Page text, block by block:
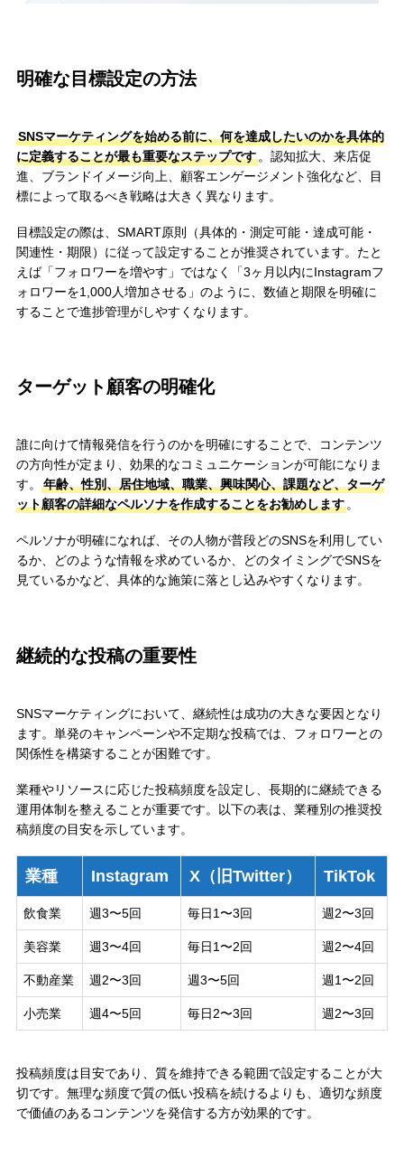
明確な目標設定の方法
SNSマーケティングを始める前に、何を達成したいのかを具体的
に定義することが最も重要なステップです。認知拡大、来店促
進、ブランドイメージ向上、顧客エンゲージメント強化など、目
標によって取るべき戦略は大きく異なります。
目標設定の際は、SMART原則（具体的・測定可能・達成可能・
関連性・期限）に従って設定することが推奨されています。たと
えば「フォロワーを増やす」ではなく「3ヶ月以内にInstagramフ
ォロワーを1,000人増加させる」のように、数値と期限を明確に
することで進捗管理がしやすくなります。
ターゲット顧客の明確化
誰に向けて情報発信を行うのかを明確にすることで、コンテンツ
の方向性が定まり、効果的なコミュニケーションが可能になりま
す。
年齢、性別、居住地域、職業、興味関心、課題など、ターゲ
ット顧客の詳細なペルソナを作成することをお勧めします。
ペルソナが明確になれば、その人物が普段どのSNSを利用してい
るか、どのような情報を求めているか、どのタイミングでSNSを
見ているかなど、具体的な施策に落とし込みやすくなります。
継続的な投稿の重要性
SNSマーケティングにおいて、継続性は成功の大きな要因となり
ます。単発のキャンペーンや不定期な投稿では、フォロワーとの
関係性を構築することが困難です。
業種やリソースに応じた投稿頻度を設定し、長期的に継続できる
運用体制を整えることが重要です。以下の表は、業種別の推奨投
稿頻度の目安を示しています。
業種 Instagram X（旧Twitter） TikTok
飲食業 週3〜5回 毎日1〜3回 週2〜3回
美容業 週3〜4回 毎日1〜2回 週2〜4回
不動産業 週2〜3回 週3〜5回 週1〜2回
小売業 週4〜5回 毎日2〜3回 週2〜3回
投稿頻度は目安であり、質を維持できる範囲で設定することが大
切です。無理な頻度で質の低い投稿を続けるよりも、適切な頻度
で価値のあるコンテンツを発信する方が効果的です。